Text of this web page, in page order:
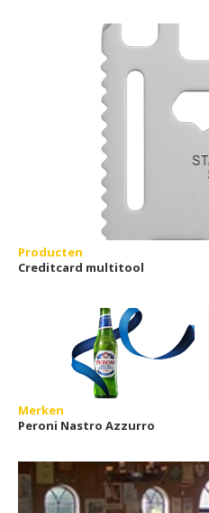
Producten
Creditcard multitool
Merken
Peroni Nastro Azzurro